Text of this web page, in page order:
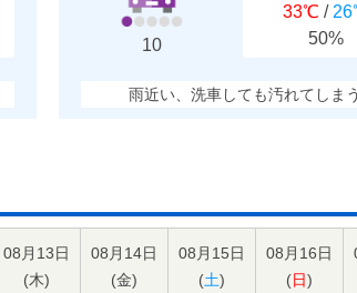
10
33℃ /
50%
雨近い、洗車しても汚れてしまう
08月13日
(木)
08月14日
(金)
08月15日
(土)
08月16日
(日)